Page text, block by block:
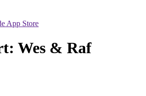
App Store
Wes & Raf